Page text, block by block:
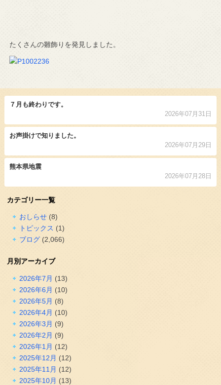
たくさんの雛飾りを発見しました。
７月も終わりです。
2026年07月31日
お声掛けで知りました。
2026年07月29日
熊本県地震
2026年07月28日
カテゴリー一覧
おしらせ(8)
トピックス (1)
ブログ(2,066)
月別アーカイブ
2026年7月 (13)
2026年6月 (10)
2026年5月 (8)
2026年4月 (10)
2026年3月 (9)
2026年2月 (9)
2026年1月 (12)
2025年12月 (12)
2025年11月 (12)
2025年10月 (13)